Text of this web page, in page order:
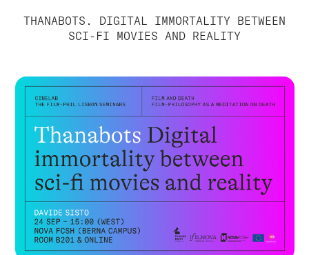
THANABOTS. DIGITAL IMMORTALITY BETWEEN
SCI-FI MOVIES AND REALITY